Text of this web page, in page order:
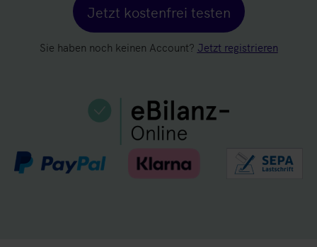
Jetzt kostenfrei testen
Sie haben noch keinen Account? Jetzt registrieren